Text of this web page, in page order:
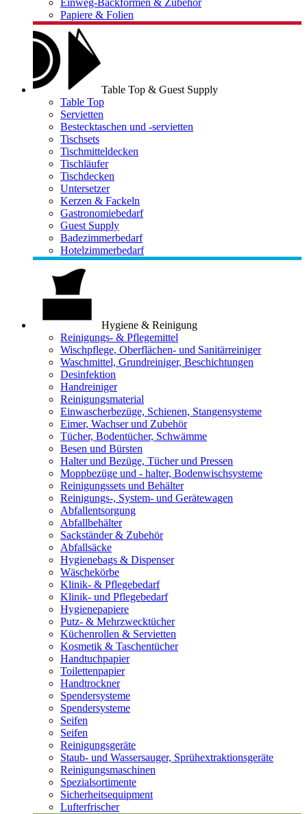
Einweg-Backformen & Zubehör
Papiere & Folien
Table Top & Guest Supply
Table Top
Servietten
Bestecktaschen und -servietten
Tischsets
Tischmitteldecken
Tischläufer
Tischdecken
Untersetzer
Kerzen & Fackeln
Gastronomiebedarf
Guest Supply
Badezimmerbedarf
Hotelzimmerbedarf
Hygiene & Reinigung
Reinigungs- & Pflegemittel
Wischpflege, Oberflächen- und Sanitärreiniger
Waschmittel, Grundreiniger, Beschichtungen
Desinfektion
Handreiniger
Reinigungsmaterial
Einwascherbezüge, Schienen, Stangensysteme
Eimer, Wachser und Zubehör
Tücher, Bodentücher, Schwämme
Besen und Bürsten
Halter und Bezüge, Tücher und Pressen
Moppbezüge und - halter, Bodenwischsysteme
Reinigungssets und Behälter
Reinigungs-, System- und Gerätewagen
Abfallentsorgung
Abfallbehälter
Sackständer & Zubehör
Abfallsäcke
Hygienebags & Dispenser
Wäschekörbe
Klinik- & Pflegebedarf
Klinik- und Pflegebedarf
Hygienepapiere
Putz- & Mehrzwecktücher
Küchenrollen & Servietten
Kosmetik & Taschentücher
Handtuchpapier
Toilettenpapier
Handtrockner
Spendersysteme
Spendersysteme
Seifen
Seifen
Reinigungsgeräte
Staub- und Wassersauger, Sprühextraktionsgeräte
Reinigungsmaschinen
Spezialsortimente
Sicherheitsequipment
Lufterfrischer